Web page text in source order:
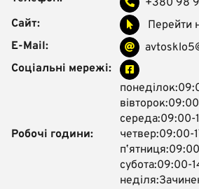
+380 98
Сайт:
Перейти
E-Mail:
Соціальні мережі:
Робочі години:
середа:09:00-
четвер:09:00-
субота:09:00-